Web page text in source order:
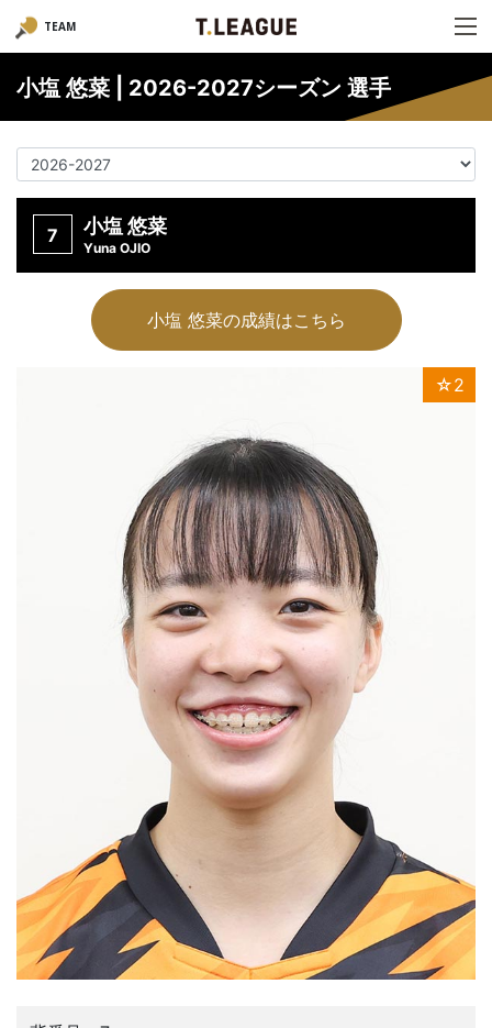
TEAM
小塩 悠菜 | 2026-2027シーズン 選手
7 小塩 悠菜
Yuna OJIO
小塩 悠菜の成績はこちら
☆2